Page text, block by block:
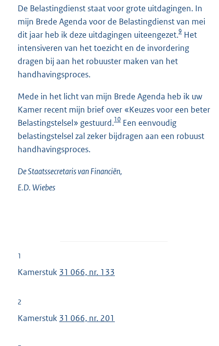
De Belastingdienst staat voor grote uitdagingen. In
mijn Brede Agenda voor de Belastingdienst van mei
dit jaar heb ik deze uitdagingen uiteengezet.9 Het
intensiveren van het toezicht en de invordering
dragen bij aan het robuuster maken van het
handhavingsproces.
Mede in het licht van mijn Brede Agenda heb ik uw
Kamer recent mijn brief over «Keuzes voor een beter
Belastingstelsel» gestuurd.10 Een eenvoudig
belastingstelsel zal zeker bijdragen aan een robuust
handhavingsproces.
De Staatssecretaris van Financiën,
E.D.Wiebes
1
Kamerstuk 31 066, nr. 133
2
Kamerstuk 31 066, nr. 201